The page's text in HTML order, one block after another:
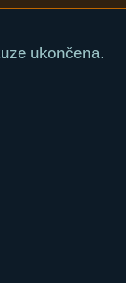
ukončena.